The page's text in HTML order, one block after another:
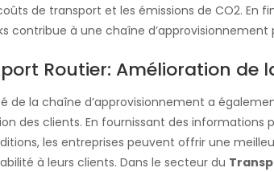
de transport et les émissions de CO2. En
contribue à une chaîne d’approvisionnement
Routier: Amélioration de
de la chaîne d’approvisionnement a
des clients. En fournissant des informations
les entreprises peuvent offrir une
à leurs clients. Dans le secteur du